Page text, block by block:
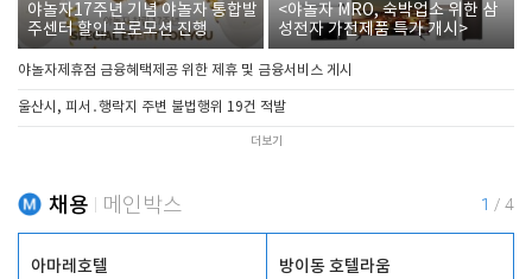
야놀자17주년 기념 야놀자 통합발
주센터 할인 프로모션 진행
<야놀자 MRO, 숙박업소 위한 삼
성전자 가전제품 특가 개시>
야놀자제휴점 금융혜택제공 위한 제휴 및 금융서비스 게시
울산시, 피서․행락지 주변 불법행위 19건 적발
더보기
채용 메인박스 1 / 4
아마레호텔 방이동 호텔라움